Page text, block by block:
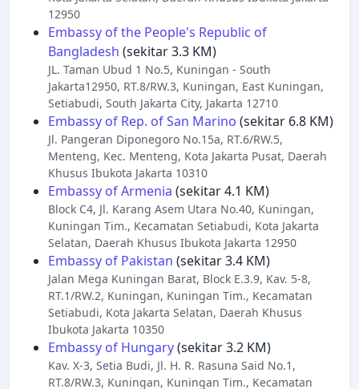
12950
Embassy of the People's Republic of
Bangladesh (sekitar 3.3 KM)
JL. Taman Ubud 1 No.5, Kuningan - South
Jakarta12950, RT.8/RW.3, Kuningan, East Kuningan,
Setiabudi, South Jakarta City, Jakarta 12710
Embassy of Rep. of San Marino (sekitar 6.8 KM)
Jl. Pangeran Diponegoro No.15a, RT.6/RW.5,
Menteng, Kec. Menteng, Kota Jakarta Pusat, Daerah
Khusus Ibukota Jakarta 10310
Embassy of Armenia (sekitar 4.1 KM)
Block C4, Jl. Karang Asem Utara No.40, Kuningan,
Kuningan Tim., Kecamatan Setiabudi, Kota Jakarta
Selatan, Daerah Khusus Ibukota Jakarta 12950
Embassy of Pakistan (sekitar 3.4 KM)
Jalan Mega Kuningan Barat, Block E.3.9, Kav. 5-8,
RT.1/RW.2, Kuningan, Kuningan Tim., Kecamatan
Setiabudi, Kota Jakarta Selatan, Daerah Khusus
Ibukota Jakarta 10350
Embassy of Hungary(sekitar 3.2 KM)
Kav. X-3, Setia Budi, Jl. H. R. Rasuna Said No.1,
RT.8/RW.3, Kuningan, Kuningan Tim., Kecamatan